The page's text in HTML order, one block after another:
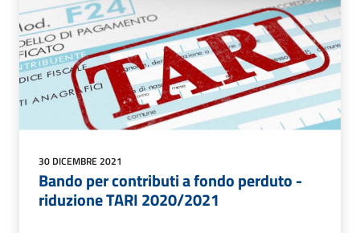
30 DICEMBRE 2021
Bando per contributi a fondo perduto -
riduzione TARI 2020/2021